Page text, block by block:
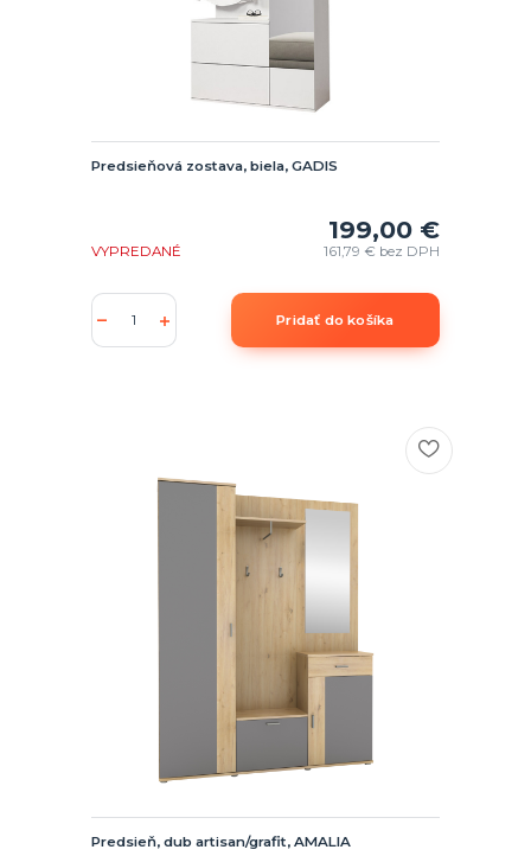
Predsieňová zostava, biela, GADIS
199,00 €
161,79 € bez DPH
VYPREDANÉ
Pridať do košíka
Predsieň, dub artisan/grafit, AMALIA